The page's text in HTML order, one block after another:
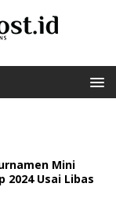
Mini
2024 Usai Libas